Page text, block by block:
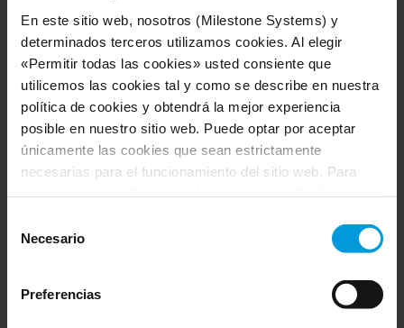
En este sitio web, nosotros (Milestone Systems) y
determinados terceros utilizamos cookies. Al elegir
«Permitir todas las cookies» usted consiente que
utilicemos las cookies tal y como se describe en nuestra
política de cookies y obtendrá la mejor experiencia
posible en nuestro sitio web. Puede optar por aceptar
únicamente las cookies que sean estrictamente
necesarias para el funcionamiento del sitio web. Para
Respecto a las cookies, su consentimiento se aplica al
milestonesys.com junto con los subdominios
. Respecto a las cookies de Google, usted
también podrá instalar un complemento de inhabilitación
Necesario
Preferencias
Encuentre un distribuidor.
Nuestros distribuidores venden productos Milestone a
revendedores, integradores de sistema y comerciantes.
Reserve una demostración VMS gratuita y